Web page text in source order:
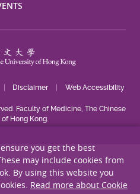
Disclaimer Web Accessibility
Faculty of Medicine, The Chinese
Hong Kong.
you get the best
may include cookies from
By using this website you
Read more about Cookie